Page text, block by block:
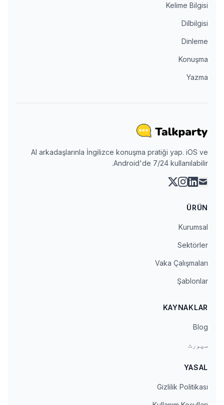
Kelime Bilgisi
Dilbilgisi
Dinleme
Konuşma
Yazma
AI arkadaşlarınla İngilizce konuşma pratiği yap. iOS ve
Android'de 7/24 kullanılabilir.
mail
linkedin
instagram
x
ÜRÜN
Kurumsal
Sektörler
Vaka Çalışmaları
Şablonlar
KAYNAKLAR
Blog
سپورٹ
YASAL
Gizlilik Politikası